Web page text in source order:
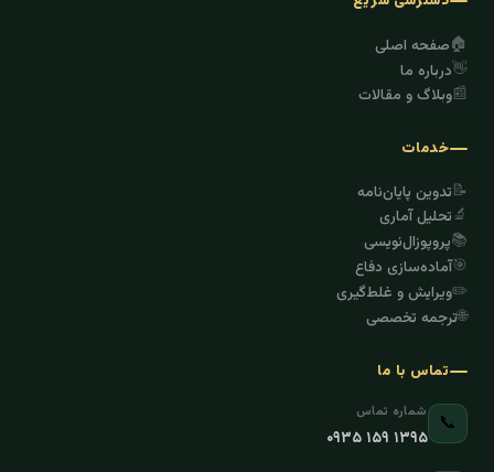
🏠صفحه اصلی
👋درباره ما
📰وبلاگ و مقالات
خدمات
📝تدوین پایان‌نامه
🔬تحلیل آماری
📚پروپوزال‌نویسی
🎯آماده‌سازی دفاع
✏️ویرایش و غلط‌گیری
🌐ترجمه تخصصی
تماس با ما
📞 شماره تماس
۰۹۳۵ ۱۵۹ ۱۳۹۵